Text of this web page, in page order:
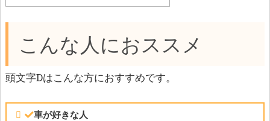
こんな人におススメ
頭文字Dはこんな方におすすめです。
車が好きな人